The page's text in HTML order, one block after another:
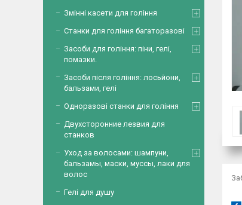
Змінні касети для гоління
Станки для гоління багаторазові
Засоби для гоління: піни, гелі,
помазки.
Засоби після гоління: лосьйони,
бальзами, гелі
Одноразові станки для гоління
Двухсторонние лезвия для
станков
Уход за волосами: шампуни,
бальзамы, маски, муссы, лаки для
волос
Гелі для душу